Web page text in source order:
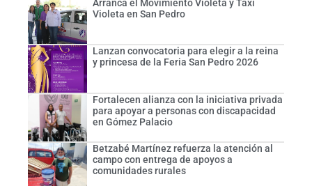
Arranca el Movimiento Violeta y Taxi
Violeta en San Pedro
Lanzan convocatoria para elegir a la reina
y princesa de la Feria San Pedro 2026
Fortalecen alianza con la iniciativa privada
para apoyar a personas con discapacidad
en Gómez Palacio
Betzabé Martínez refuerza la atención al
campo con entrega de apoyos a
comunidades rurales